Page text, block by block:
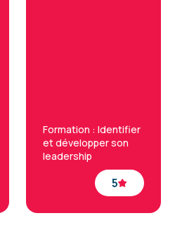
5
Formation : Identifier
et développer son
leadership